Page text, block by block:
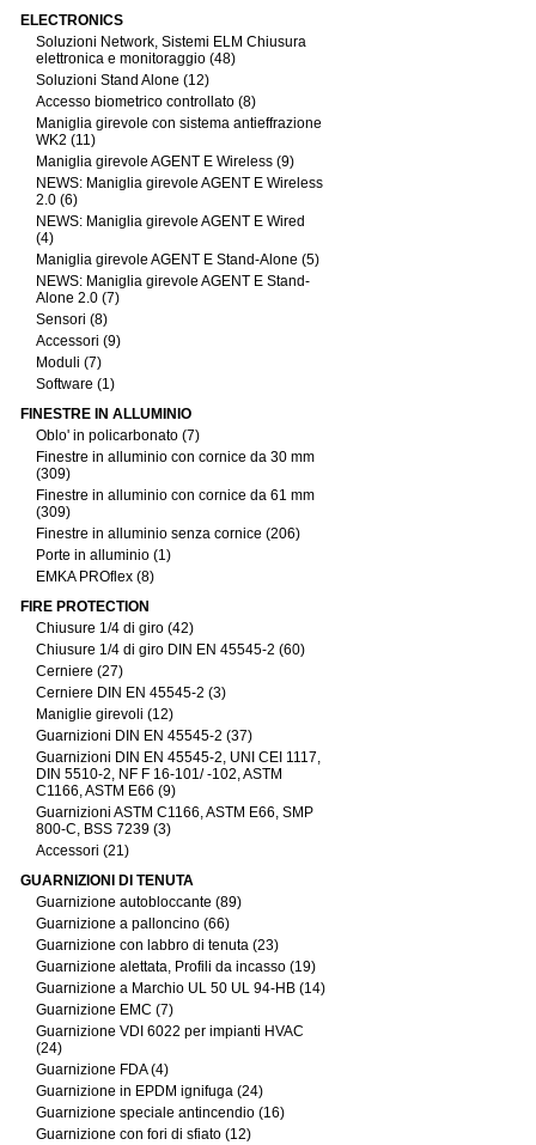
ELECTRONICS
Soluzioni Network, Sistemi ELM Chiusura
elettronica e monitoraggio (48)
Soluzioni Stand Alone (12)
Accesso biometrico controllato (8)
Maniglia girevole con sistema antieffrazione
WK2 (11)
Maniglia girevole AGENT E Wireless (9)
NEWS: Maniglia girevole AGENT E Wireless
2.0 (6)
NEWS: Maniglia girevole AGENT E Wired
(4)
Maniglia girevole AGENT E Stand-Alone (5)
NEWS: Maniglia girevole AGENT E Stand-
Alone 2.0 (7)
Sensori (8)
Accessori (9)
Moduli (7)
Software (1)
FINESTRE IN ALLUMINIO
Oblo' in policarbonato (7)
Finestre in alluminio con cornice da 30 mm
(309)
Finestre in alluminio con cornice da 61 mm
(309)
Finestre in alluminio senza cornice (206)
Porte in alluminio (1)
EMKA PROflex (8)
FIRE PROTECTION
Chiusure 1/4 di giro (42)
Chiusure 1/4 di giro DIN EN 45545-2 (60)
Cerniere (27)
Cerniere DIN EN 45545-2 (3)
Maniglie girevoli (12)
Guarnizioni DIN EN 45545-2 (37)
Guarnizioni DIN EN 45545-2, UNI CEI 1117,
DIN 5510-2, NF F 16-101/ -102, ASTM
C1166, ASTM E66 (9)
Guarnizioni ASTM C1166, ASTM E66, SMP
800-C, BSS 7239 (3)
Accessori (21)
GUARNIZIONI DI TENUTA
Guarnizione autobloccante (89)
Guarnizione a palloncino (66)
Guarnizione con labbro di tenuta (23)
Guarnizione alettata, Profili da incasso (19)
Guarnizione a Marchio UL 50 UL 94-HB (14)
Guarnizione EMC (7)
Guarnizione VDI 6022 per impianti HVAC
(24)
Guarnizione FDA (4)
Guarnizione in EPDM ignifuga (24)
Guarnizione speciale antincendio (16)
Guarnizione con fori di sfiato (12)